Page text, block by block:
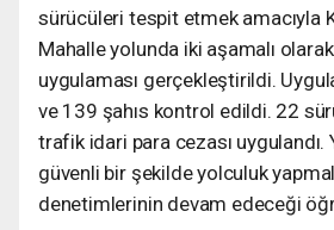
sürücüleri tespit etmek amacıyla
Mahalle yolunda iki aşamalı
uygulaması gerçekleştirildi.
ve 139 şahıs kontrol edildi. 22
trafik idari para cezası uygulandı.
güvenli bir şekilde yolculuk
denetimlerinin devam edeceği